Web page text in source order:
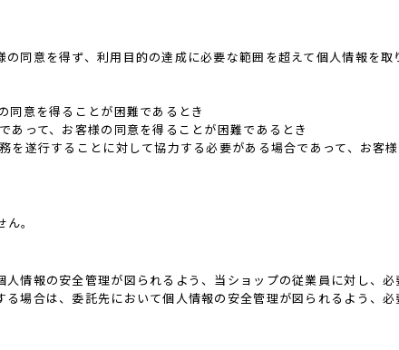
同意を得ず、利用目的の達成に必要な範囲を超えて個人情報を取
同意を得ることが困難であるとき
あって、お客様の同意を得ることが困難であるとき
遂行することに対して協力する必要がある場合であって、お客
。
情報の安全管理が図られるよう、当ショップの従業員に対し、必
場合は、委託先において個人情報の安全管理が図られるよう、必